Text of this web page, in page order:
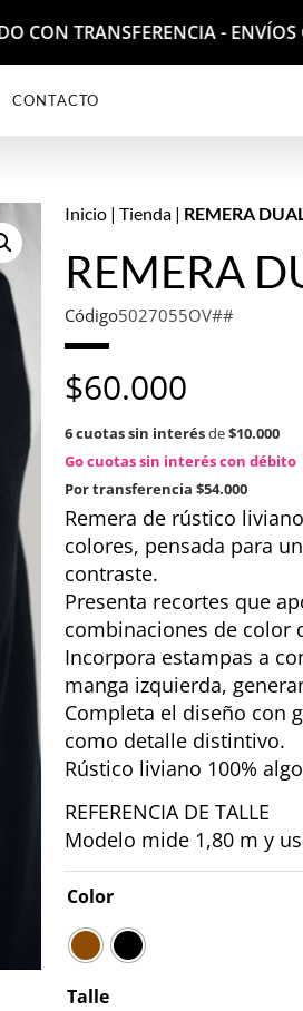
- ENVÍOS
CONTACTO
Inicio | Tienda | REMERA
REMERA
Código5027055OV##
$60.000
6 cuotas sin interésde$10.000
Go cuotas sin interés con débito
Por transferencia $54.000
Remera de rústico
colores, pensada para
contraste.
Presenta recortes que
combinaciones de color
Incorpora estampas a
manga izquierda,
Completa el diseño con
como detalle distintivo.
Rústico liviano 100%
REFERENCIA DE TALLE
Modelo mide 1,80 m y
Color
Talle